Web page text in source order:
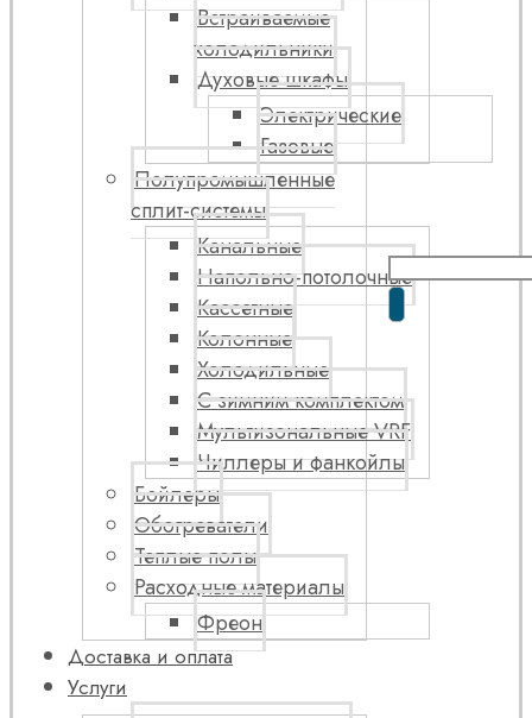
Встраиваемые
холодильники
Духовые шкафы
Электрические
Газовые
Полупромышленные
сплит-системы
Канальные
Напольно-потолочные
Кассетные
Колонные
Холодильные
С зимним комплектом
Мультизональные VRF
Чиллеры и фанкойлы
Бойлеры
Обогреватели
Теплые полы
Расходные материалы
Фреон
Доставка и оплата
Услуги